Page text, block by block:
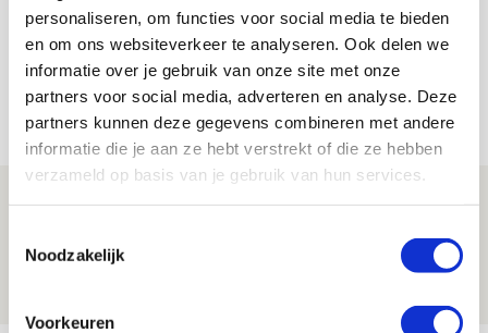
personaliseren, om functies voor social media te bieden
en om ons websiteverkeer te analyseren. Ook delen we
informatie over je gebruik van onze site met onze
partners voor social media, adverteren en analyse. Deze
partners kunnen deze gegevens combineren met andere
informatie die je aan ze hebt verstrekt of die ze hebben
verzameld op basis van je gebruik van hun services.
Noodzakelijk
Voorkeuren
Net binnen //
Brandt: ‘Ajax en Cruijff bleven door
07 AUGUSTUS 2026 - 20:02